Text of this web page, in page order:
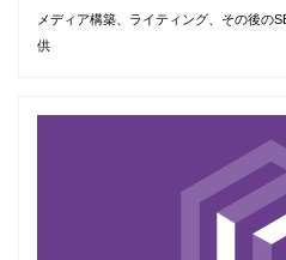
メディア構築、ライティング、その後の
供